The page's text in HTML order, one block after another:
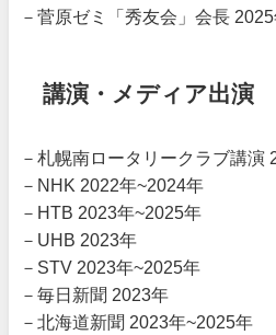
－菅原ゼミ「秀友会」会長 2025
講演・メディア出演
－札幌南ロータリークラブ講演
－NHK 2022年~2024年
－HTB 2023年~2025年
－UHB 2023年
－STV 2023年~2025年
－毎日新聞 2023年
－北海道新聞 2023年~2025年